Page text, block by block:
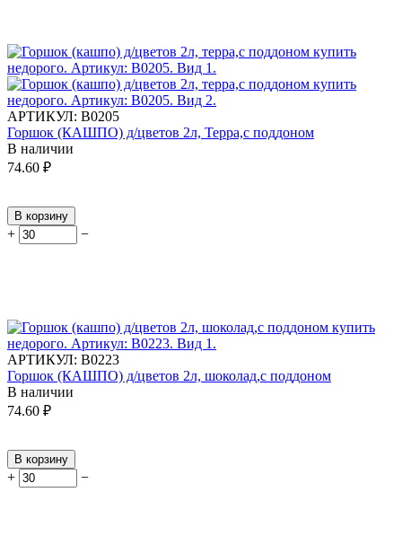
АРТИКУЛ: В0205
Горшок (КАШПО) д/цветов 2л, Терра,с поддоном
В наличии
74.60 ₽
В корзину
+ −
АРТИКУЛ: В0223
Горшок (КАШПО) д/цветов 2л, шоколад,с поддоном
В наличии
74.60 ₽
В корзину
+ −